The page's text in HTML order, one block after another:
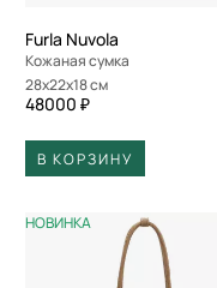
Furla Nuvola
Кожаная сумка
28x22x18 см
48000 ₽
В КОРЗИНУ
НОВИНКА